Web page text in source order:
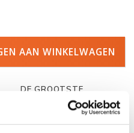
AAN WINKELWAGEN
DE GROOTSTE
Duizenden kano's op